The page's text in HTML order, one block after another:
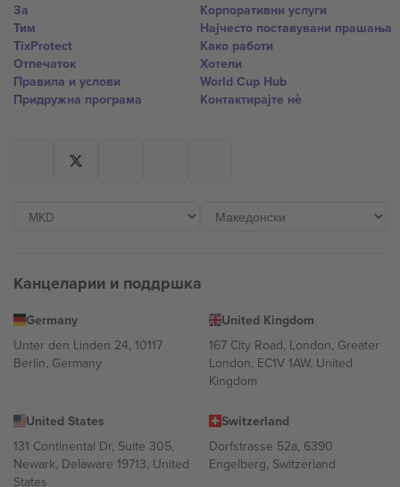
За
Тим
TixProtect
Отпечаток
Правила и услови
Придружна програма
Корпоративни услуги
Најчесто поставувани прашања
Како работи
Хотели
World Cup Hub
Контактирајте нѐ
Канцеларии и поддршка
Germany
Unter den Linden 24, 10117
Berlin, Germany
United Kingdom
167 City Road, London, Greater
London, EC1V 1AW, United
Kingdom
United States
131 Continental Dr, Suite 305,
Newark, Delaware 19713, United
States
Switzerland
Dorfstrasse 52a, 6390
Engelberg, Switzerland